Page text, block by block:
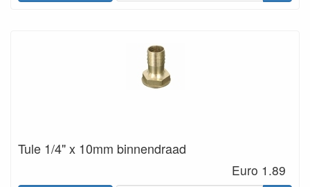
Tule 1/4" x 10mm binnendraad
Euro 1.89